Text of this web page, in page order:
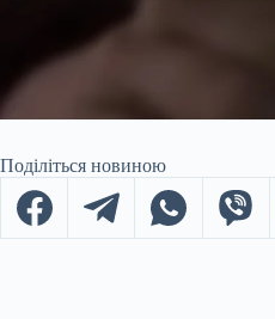
Поділіться новиною